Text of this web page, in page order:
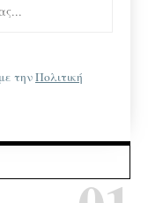
τηνΠολιτική